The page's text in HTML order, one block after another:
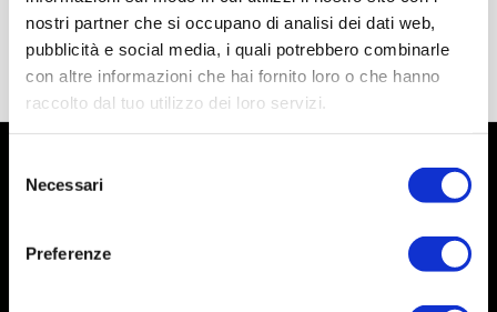
nostri partner che si occupano di analisi dei dati web,
pubblicità e social media, i quali potrebbero combinarle
con altre informazioni che hai fornito loro o che hanno
raccolto dal tuo utilizzo dei loro servizi.
delNecessari
Preferenze